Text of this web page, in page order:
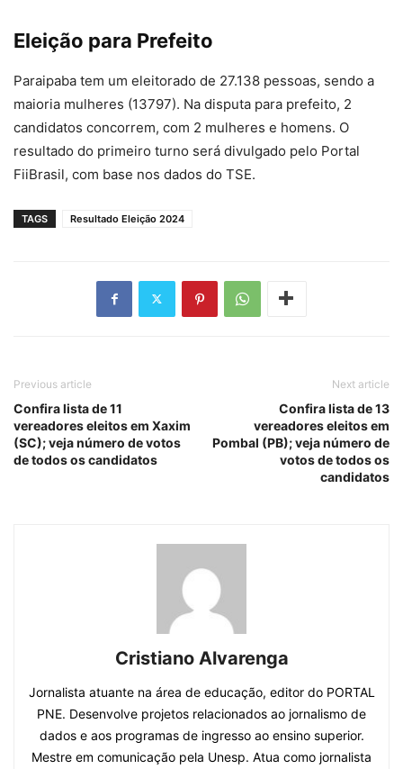
Eleição para Prefeito
Paraipaba tem um eleitorado de 27.138 pessoas, sendo a
maioria mulheres (13797). Na disputa para prefeito, 2
candidatos concorrem, com 2 mulheres e homens. O
resultado do primeiro turno será divulgado pelo Portal
FiiBrasil, com base nos dados do TSE.
TAGS Resultado Eleição 2024
Previous article
Confira lista de 11
vereadores eleitos em Xaxim
(SC); veja número de votos
de todos os candidatos
Next article
Confira lista de 13
vereadores eleitos em
Pombal (PB); veja número de
votos de todos os
candidatos
Cristiano Alvarenga
Jornalista atuante na área de educação, editor do PORTAL
PNE. Desenvolve projetos relacionados ao jornalismo de
dados e aos programas de ingresso ao ensino superior.
Mestre em comunicação pela Unesp. Atua como jornalista